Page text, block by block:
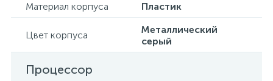
Материал корпуса
Пластик
Цвет корпуса
Металлический
серый
Процессор